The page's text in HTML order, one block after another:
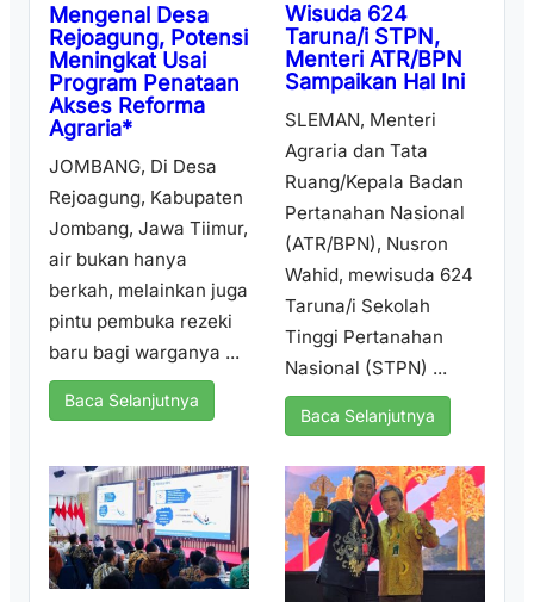
Mengenal Desa
Rejoagung, Potensi
Meningkat Usai
Program Penataan
Akses Reforma
Agraria*
JOMBANG, Di Desa
Rejoagung, Kabupaten
Jombang, Jawa Tiimur,
air bukan hanya
berkah, melainkan juga
pintu pembuka rezeki
baru bagi warganya ...
Baca Selanjutnya
Wisuda 624
Taruna/i STPN,
Menteri ATR/BPN
Sampaikan Hal Ini
SLEMAN, Menteri
Agraria dan Tata
Ruang/Kepala Badan
Pertanahan Nasional
(ATR/BPN), Nusron
Wahid, mewisuda 624
Taruna/i Sekolah
Tinggi Pertanahan
Nasional (STPN) ...
Baca Selanjutnya